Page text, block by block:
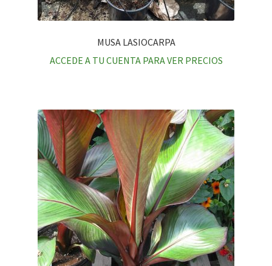
MUSA LASIOCARPA
ACCEDE A TU CUENTA PARA VER PRECIOS